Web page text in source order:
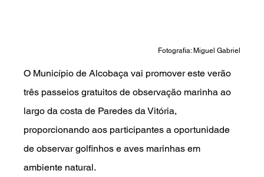
Fotografia: Miguel Gabriel
O Município de Alcobaça vai promover este verão
três passeios gratuitos de observação marinha ao
largo da costa de Paredes da Vitória,
proporcionando aos participantes a oportunidade
de observar golfinhos e aves marinhas em
ambiente natural.